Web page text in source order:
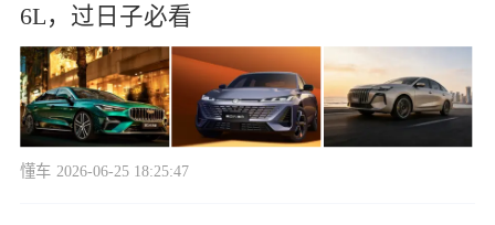
6L，过日子必看
懂车 2026-06-25 18:25:47